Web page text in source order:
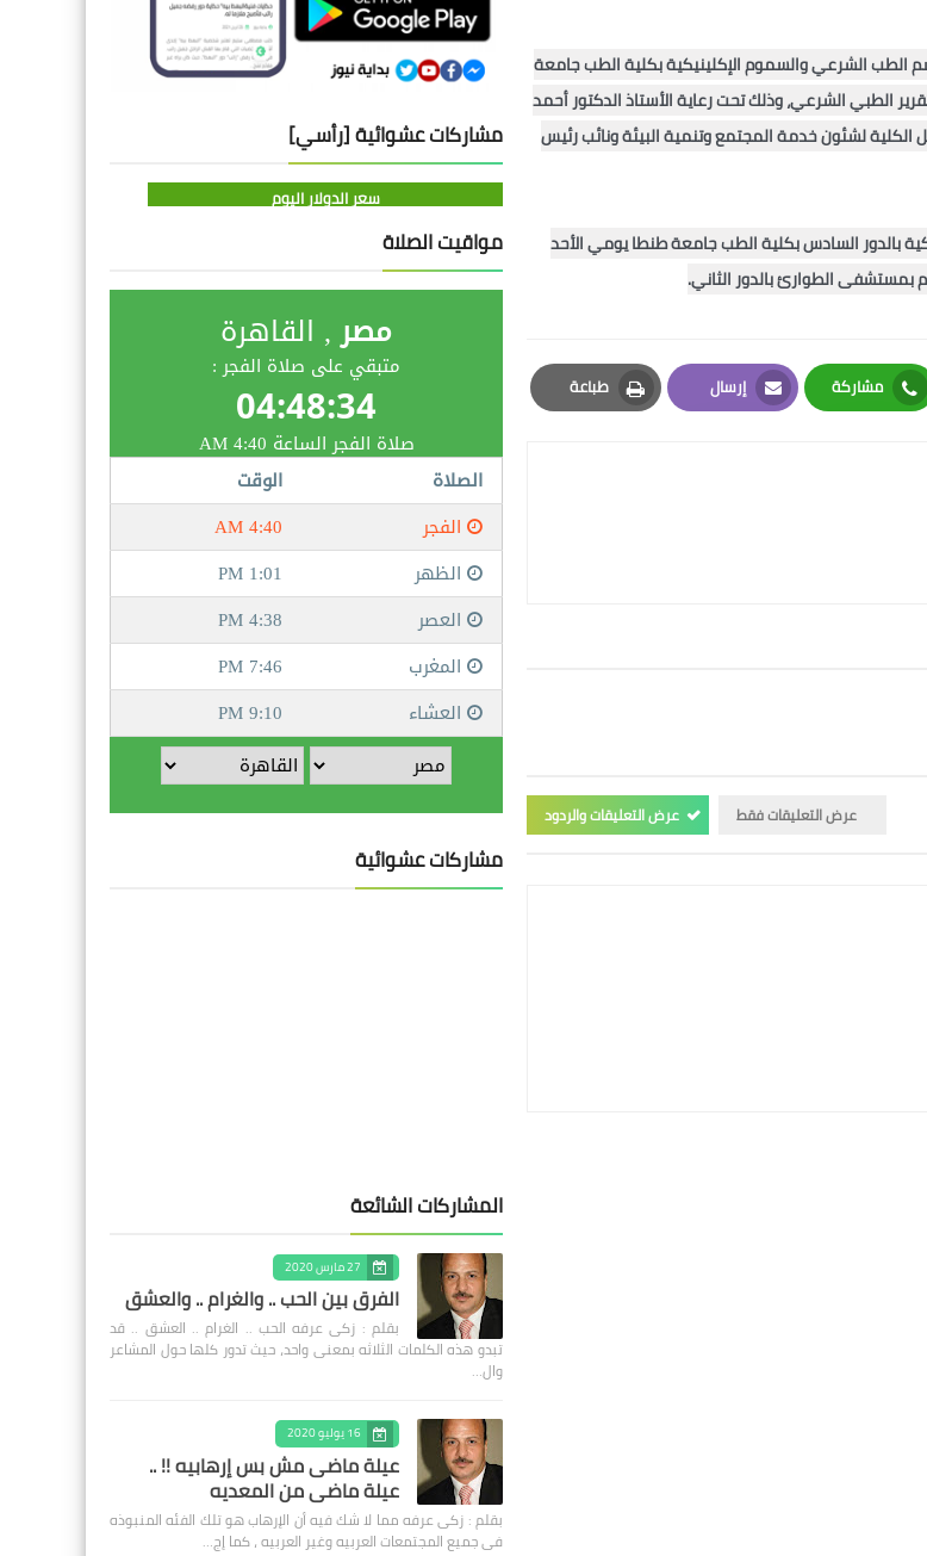
مشاركة
Whatsapp
إرسال
Email
طباعة
Print
عرض التعليقات فقط عرض التعليقات والردود
مشاركات عشوائية [رأسي]
سعر الدولار اليوم
مواقيت الصلاة
مشاركات عشوائية
المشاركات الشائعة
27 مارس 2020
الفرق بين الحب .. والغرام .. والعشق
بقلم : زكى عرفه الحب .. الغرام .. العشق .. قد
تبدو هذه الكلمات الثلاثه بمعنى واحد، حيث تدور كلها حول المشاعر
وال…
16 يوليو 2020
عيلة ماضى مش بس إرهابيه !! ..
عيلة ماضى من المعديه
بقلم : زكى عرفه مما لا شك فيه أن الإرهاب هو تلك الفئه المنبوذه
فى جميع المجتمعات العربيه وغير العربيه ، كما إج…